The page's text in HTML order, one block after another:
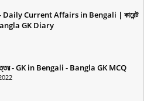
Daily Current Affairs in Bengali | কারেন্ট
GK Diary
উত্তর - GK in Bengali - Bangla GK MCQ